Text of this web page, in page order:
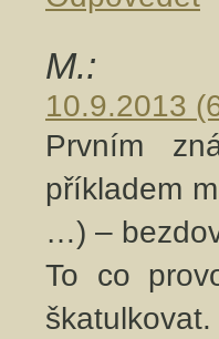
M.:
10.9.2013
Prvním
příkladem
…) –
To co